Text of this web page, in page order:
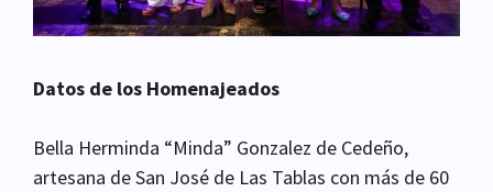
Datos de los Homenajeados
Bella Herminda “Minda” Gonzalez de Cedeño,
artesana de San José de Las Tablas con más de 60